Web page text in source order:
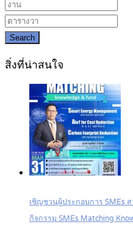
Search
สิ่งที่น่าสนใจ
เชิญชวนผู้ประกอบการ SMEs
กิจกรรม SMEs Matching